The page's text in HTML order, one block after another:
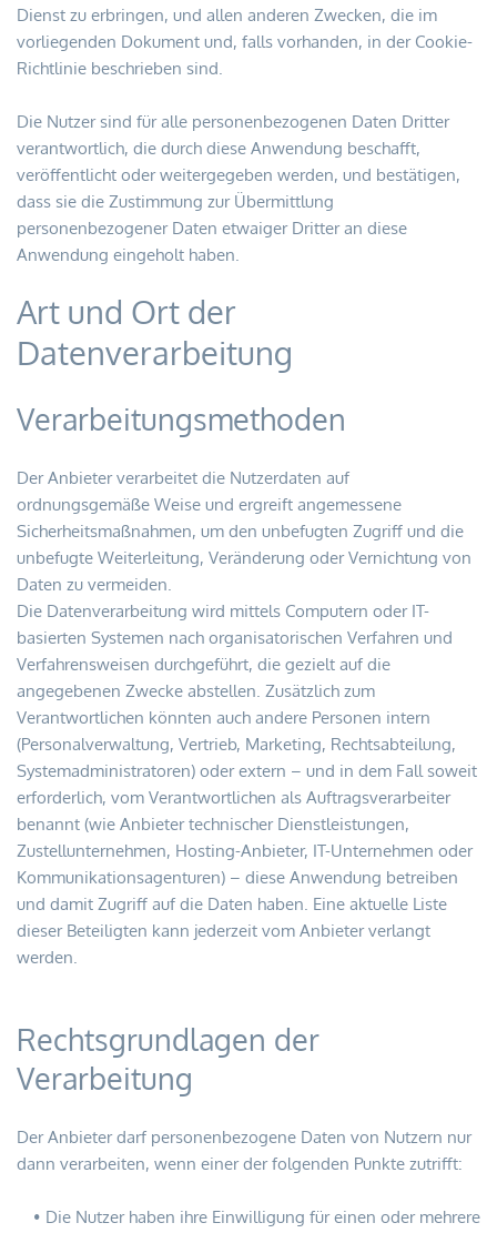
Dienst zu erbringen, und allen anderen Zwecken, die im
vorliegenden Dokument und, falls vorhanden, in der Cookie-
Richtlinie beschrieben sind.
Die Nutzer sind für alle personenbezogenen Daten Dritter
verantwortlich, die durch diese Anwendung beschafft,
veröffentlicht oder weitergegeben werden, und bestätigen,
dass sie die Zustimmung zur Übermittlung
personenbezogener Daten etwaiger Dritter an diese
Anwendung eingeholt haben.
Art und Ort der
Datenverarbeitung
Verarbeitungsmethoden
Der Anbieter verarbeitet die Nutzerdaten auf
ordnungsgemäße Weise und ergreift angemessene
Sicherheitsmaßnahmen, um den unbefugten Zugriff und die
unbefugte Weiterleitung, Veränderung oder Vernichtung von
Daten zu vermeiden.
Die Datenverarbeitung wird mittels Computern oder IT-
basierten Systemen nach organisatorischen Verfahren und
Verfahrensweisen durchgeführt, die gezielt auf die
angegebenen Zwecke abstellen. Zusätzlich zum
Verantwortlichen könnten auch andere Personen intern
(Personalverwaltung, Vertrieb, Marketing, Rechtsabteilung,
Systemadministratoren) oder extern – und in dem Fall soweit
erforderlich, vom Verantwortlichen als Auftragsverarbeiter
benannt (wie Anbieter technischer Dienstleistungen,
Zustellunternehmen, Hosting-Anbieter, IT-Unternehmen oder
Kommunikationsagenturen) – diese Anwendung betreiben
und damit Zugriff auf die Daten haben. Eine aktuelle Liste
dieser Beteiligten kann jederzeit vom Anbieter verlangt
werden.
Rechtsgrundlagen der
Verarbeitung
Der Anbieter darf personenbezogene Daten von Nutzern nur
dann verarbeiten, wenn einer der folgenden Punkte zutrifft:
Die Nutzer haben ihre Einwilligung für einen oder mehrere